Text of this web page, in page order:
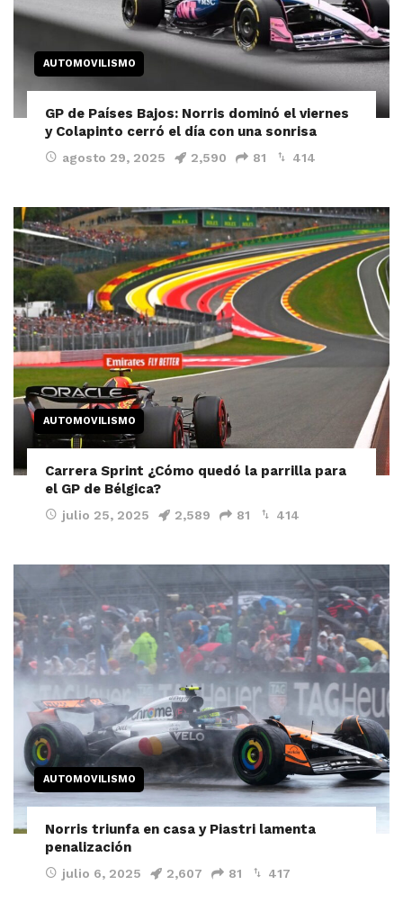
AUTOMOVILISMO
GP de Países Bajos: Norris dominó el viernes
y Colapinto cerró el día con una sonrisa
agosto 29, 2025 2,590 81 414
AUTOMOVILISMO
Carrera Sprint ¿Cómo quedó la parrilla para
el GP de Bélgica?
julio 25, 2025 2,589 81 414
AUTOMOVILISMO
Norris triunfa en casa y Piastri lamenta
penalización
julio 6, 2025 2,607 81 417